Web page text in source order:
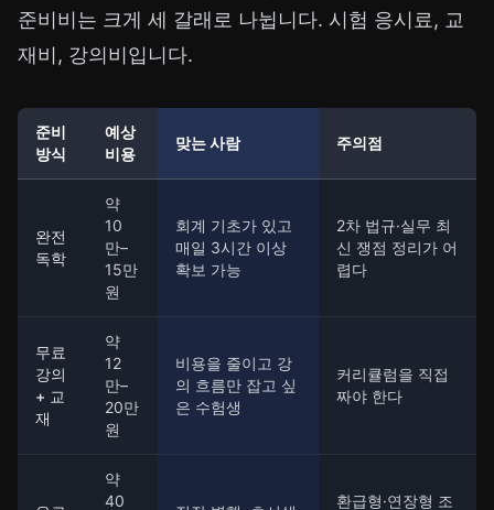
준비비는 크게 세 갈래로 나뉩니다. 시험 응시료, 교
재비, 강의비입니다.
준비
방식
예상
비용
맞는 사람 주의점
완전
독학
약
10
만–
15만
원
회계 기초가 있고
매일 3시간 이상
확보 가능
2차 법규·실무 최
신 쟁점 정리가 어
렵다
무료
강의
+ 교
재
약
12
만–
20만
원
비용을 줄이고 강
의 흐름만 잡고 싶
은 수험생
커리큘럼을 직접
짜야 한다
약
40
환급형·연장형 조